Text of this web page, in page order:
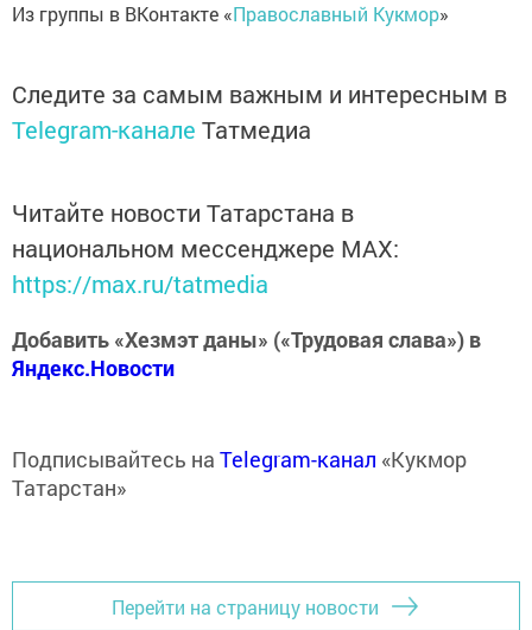
Из группы в ВКонтакте «Православный Кукмор»
Следите за самым важным и интересным в
Telegram-канале Татмедиа
Читайте новости Татарстана в
национальном мессенджере MАХ:
https://max.ru/tatmedia
Добавить «Хезмэт даны» («Трудовая слава») в
Яндекс.Новости
Подписывайтесь на Telegram-канал «Кукмор
Татарстан»
Перейти на страницу новости